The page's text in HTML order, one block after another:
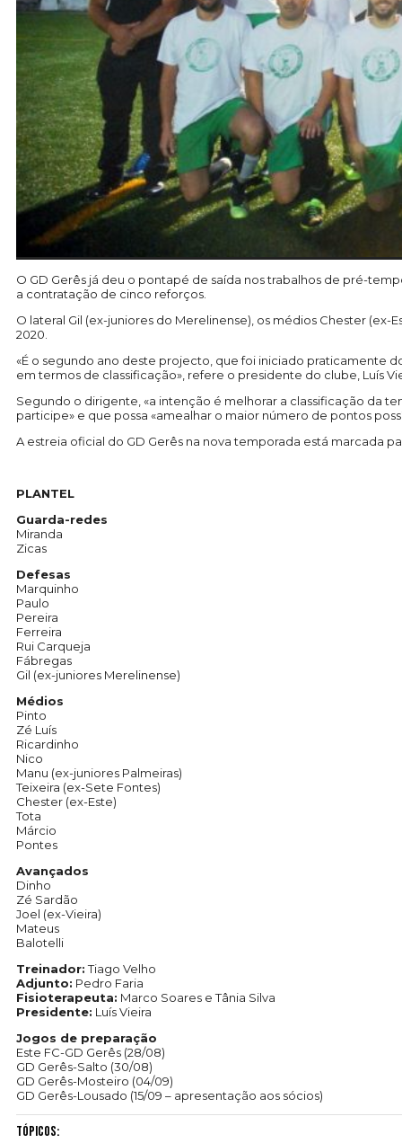
O GD Gerês já deu o pontapé de saída nos trabalhos de pré-
a contratação de cinco reforços.
O lateral Gil (ex-juniores do Merelinense), os médios Chester (ex-
2020.
«É o segundo ano deste projecto, que foi iniciado praticamente
em termos de classificação», refere o presidente do clube, Luís
Segundo o dirigente, «a intenção é melhorar a classificação da
participe» e que possa «amealhar o maior número de pontos
A estreia oficial do GD Gerês na nova temporada está marcada
PLANTEL
Guarda-redes
Miranda
Zicas
Defesas
Marquinho
Paulo
Pereira
Ferreira
Rui Carqueja
Fábregas
Gil (ex-juniores Merelinense)
Médios
Pinto
Zé Luís
Ricardinho
Nico
Manu (ex-juniores Palmeiras)
Teixeira (ex-Sete Fontes)
Chester (ex-Este)
Tota
Márcio
Pontes
Avançados
Dinho
Zé Sardão
Joel (ex-Vieira)
Mateus
Balotelli
Treinador:Tiago Velho
Adjunto: Pedro Faria
Fisioterapeuta: Marco Soares e Tânia Silva
Presidente: Luís Vieira
Jogos de preparação
Este FC-GD Gerês (28/08)
GD Gerês-Salto (30/08)
GD Gerês-Mosteiro (04/09)
GD Gerês-Lousado (15/09 – apresentação aos sócios)
Tópicos: